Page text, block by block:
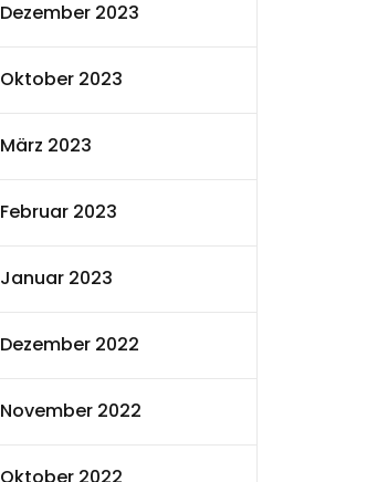
Dezember 2023
Oktober 2023
März 2023
Februar 2023
Januar 2023
Dezember 2022
November 2022